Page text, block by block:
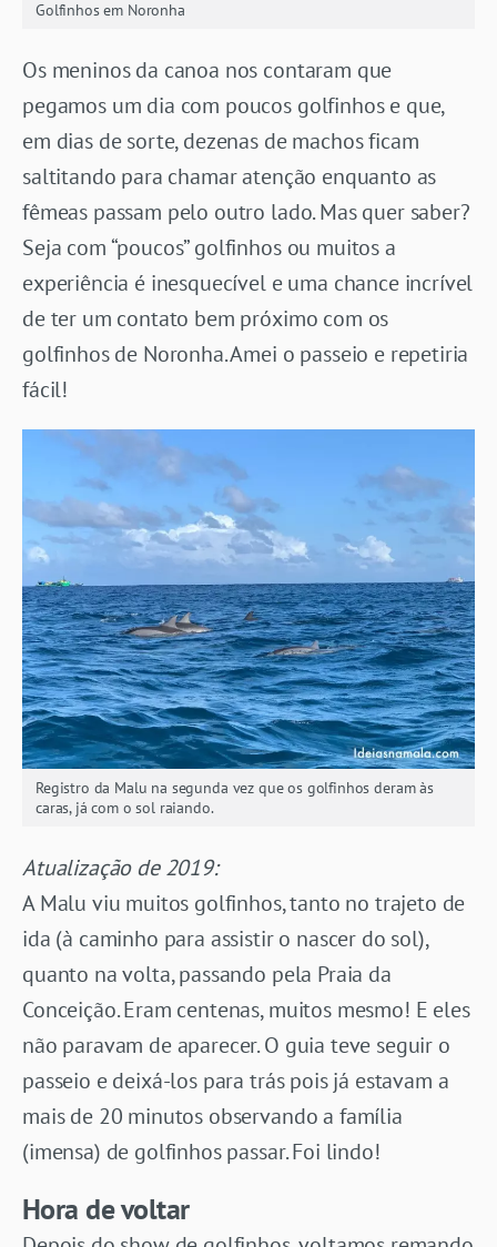
Golfinhos em Noronha
Os meninos da canoa nos contaram que
pegamos um dia com poucos golfinhos e que,
em dias de sorte, dezenas de machos ficam
saltitando para chamar atenção enquanto as
fêmeas passam pelo outro lado. Mas quer saber?
Seja com “poucos” golfinhos ou muitos a
experiência é inesquecível e uma chance incrível
de ter um contato bem próximo com os
golfinhos de Noronha. Amei o passeio e repetiria
fácil!
Registro da Malu na segunda vez que os golfinhos deram às
caras, já com o sol raiando.
Atualização de 2019:
A Malu viu muitos golfinhos, tanto no trajeto de
ida (à caminho para assistir o nascer do sol),
quanto na volta, passando pela Praia da
Conceição. Eram centenas, muitos mesmo! E eles
não paravam de aparecer. O guia teve seguir o
passeio e deixá-los para trás pois já estavam a
mais de 20 minutos observando a família
(imensa) de golfinhos passar. Foi lindo!
Hora de voltar